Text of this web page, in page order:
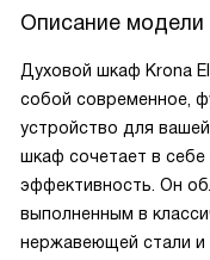
Описание модели
Духовой шкаф Krona
собой современное,
устройство для
шкаф сочетает в
эффективность. Он
выполненным в
нержавеющей стали и